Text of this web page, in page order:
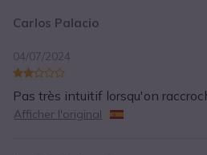
Carlos Palacio
04/07/2024
Pas très intuitif lorsqu'on
Afficher l'original